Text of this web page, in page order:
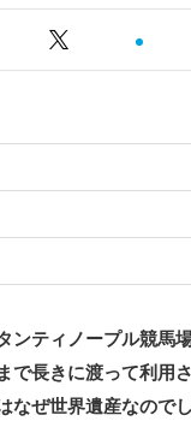
ンティノープル競馬
で長きに渡って利用
なぜ世界遺産なので